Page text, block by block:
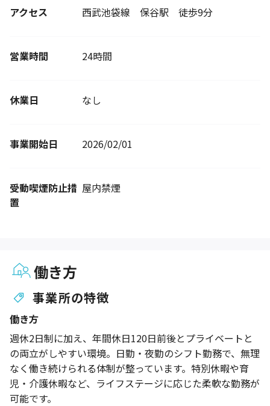
アクセス 西武池袋線 保谷駅 徒歩9分
営業時間 24時間
休業日 なし
事業開始日 2026/02/01
受動喫煙防止措
置
屋内禁煙
働き方
事業所の特徴
働き方
週休2日制に加え、年間休日120日前後とプライベートと
の両立がしやすい環境。日勤・夜勤のシフト勤務で、無理
なく働き続けられる体制が整っています。特別休暇や育
児・介護休暇など、ライフステージに応じた柔軟な勤務が
可能です。